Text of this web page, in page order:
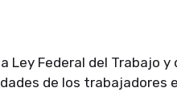
Ley Federal del Trabajo
de los trabajadores